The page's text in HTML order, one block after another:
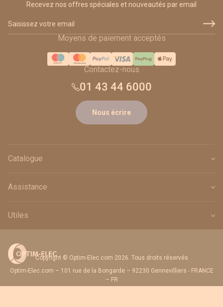
Recevez nos offres spéciales et nouveautés par email
Moyens de paiement acceptés
Contactez-nous
01 43 44 6000
Nous écrire
Catalogue
Assistance
Utiles
Copyright © Optim-Elec.com 2026. Tous droits réservés
Optim-Elec.com – 101 rue de la Bongarde – 92230 Gennevilliers - FRANCE
– FR